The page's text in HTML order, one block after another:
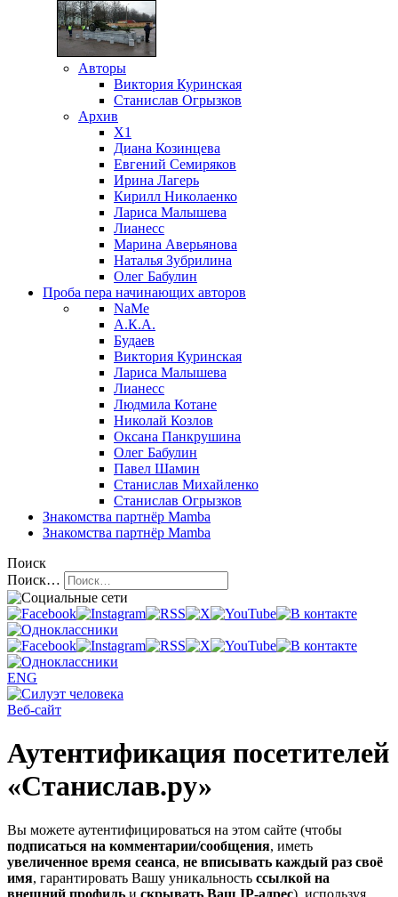
Авторы
Виктория Куринская
Станислав Огрызков
Архив
X1
Диана Козинцева
Евгений Семиряков
Ирина Лагерь
Кирилл Николаенко
Лариса Малышева
Лианесс
Марина Аверьянова
Наталья Зубрилина
Олег Бабулин
Проба пера начинающих авторов
NaMe
А.К.А.
Будаев
Виктория Куринская
Лариса Малышева
Лианесс
Людмила Котане
Николай Козлов
Оксана Панкрушина
Олег Бабулин
Павел Шамин
Станислав Михайленко
Станислав Огрызков
Знакомства партнёр Mamba
Знакомства партнёр Mamba
Поиск
Поиск…
ENG
Веб-сайт
Аутентификация посетителей
«Станислав.ру»
Вы можете аутентифицироваться на этом сайте (чтобы
подписаться на комментарии/сообщения, иметь
увеличенное время сеанса, не вписывать каждый раз своё
имя, гарантировать Вашу уникальность ссылкой на
внешний профиль и скрывать Ваш IP-адрес), используя